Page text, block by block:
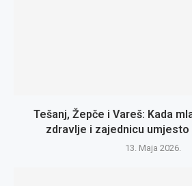
Tešanj, Žepče i Vareš: Kada
zdravlje i zajednicu
13. Maja 2026.